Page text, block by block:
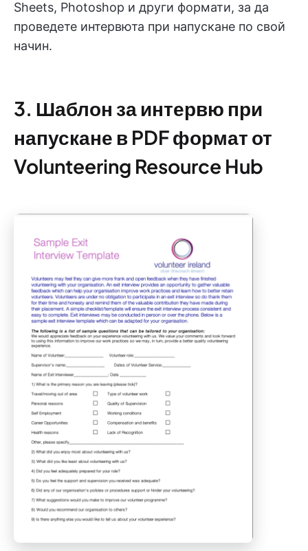
Sheets, Photoshop и други формати, за да
проведете интервюта при напускане по свой
начин.
3. Шаблон за интервю при
напускане в PDF формат от
Volunteering Resource Hub